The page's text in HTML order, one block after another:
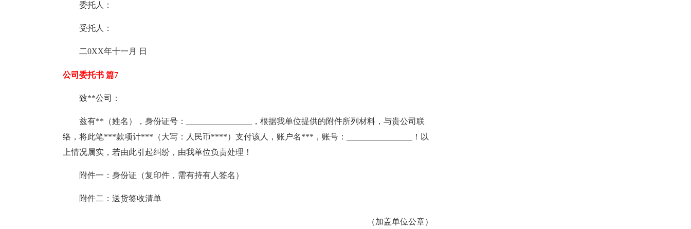
委托人：
受托人：
二0XX年十一月 日
公司委托书 篇7
致**公司：
兹有**（姓名），身份证号：________________，根据我单位提供的附件所列材料，与贵公司联
络，将此笔***款项计***（大写：人民币****）支付该人，账户名***，账号：________________！以
上情况属实，若由此引起纠纷，由我单位负责处理！
附件一：身份证（复印件，需有持有人签名）
附件二：送货签收清单
（加盖单位公章）